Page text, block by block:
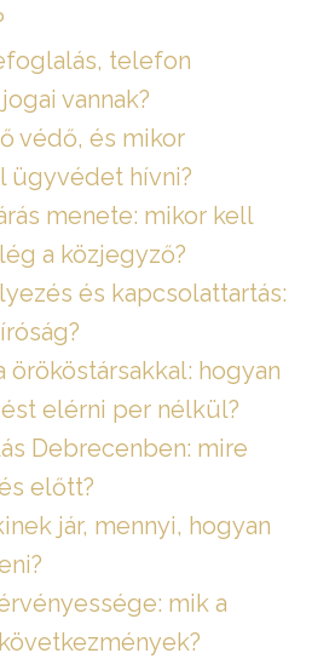
telefon
vannak?
védő, és mikor
ügyvédet hívni?
menete: mikor kell
a közjegyző?
és kapcsolattartás:
örököstársakkal: hogyan
elérni per nélkül?
Debrecenben: mire
előtt?
jár, mennyi, hogyan
mik a